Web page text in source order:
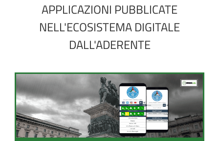
APPLICAZIONI PUBBLICATE
NELL'ECOSISTEMA DIGITALE
DALL'ADERENTE